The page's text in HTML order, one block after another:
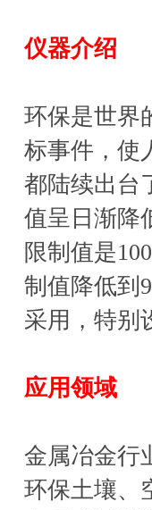
仪器介绍
环保是世界
标事件，使
都陆续出台
值呈日渐降
限制值是
制值降低到
采用，特别
应用领域
金属冶金行
环保土壤、